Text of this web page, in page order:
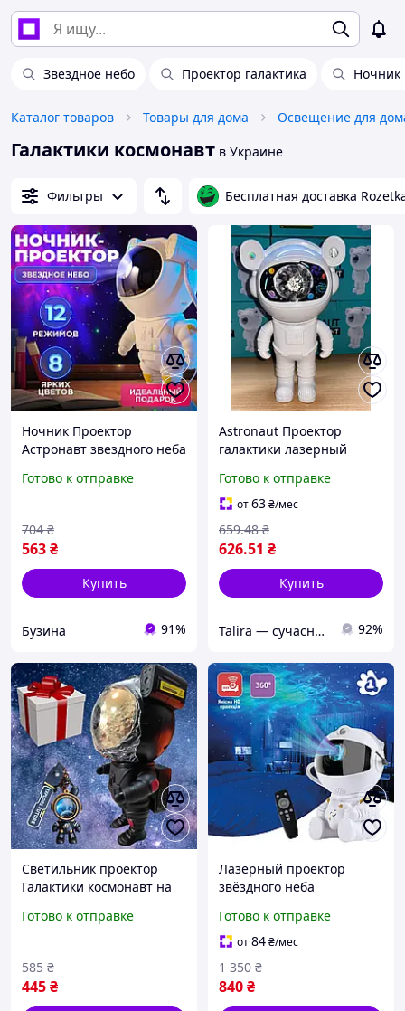
Звездное небо Проектор галактика Ночник
Каталог товаров Товары для дома Освещение для
Галактики космонавт в Украине
Фильтры Бесплатная доставка
Ночник Проектор
Астронавт звездного неба
режимов с пультом ДУ
Готово к отправке
563₴
704 ₴
Купить
Бузина 91%
Astronaut Проектор
галактики лазерный
звездное небо на потолке
с пультом Белый
НОВИНКА!
Готово к отправке
от63₴/мес
626.51 ₴
659.48 ₴
Купить
Talira — сучасний онлайн-магазин. Відправка Новою Поштою по Україні. 92%
Светильник проектор
Галактики космонавт на
большой Детский ночник
Готово к отправке
445₴
585 ₴
Лазерный проектор
звёздного неба
ночник Галактики
космонавт с пультом
Готово к отправке
от84₴/мес
840₴
1 350 ₴